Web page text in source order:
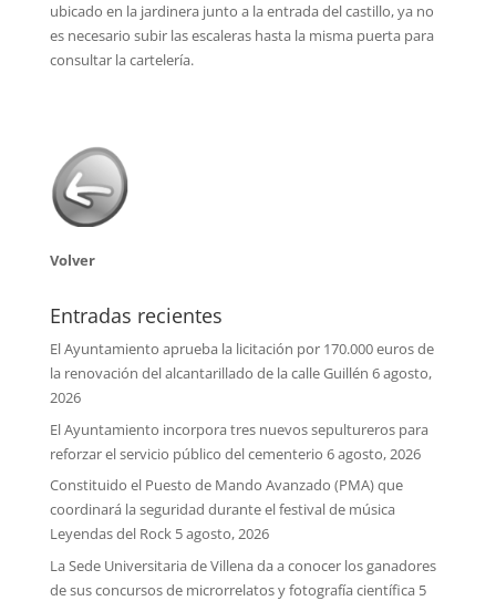
ubicado en la jardinera junto a la entrada del castillo, ya no
es necesario subir las escaleras hasta la misma puerta para
consultar la cartelería.
Volver
Entradas recientes
El Ayuntamiento aprueba la licitación por 170.000 euros de
la renovación del alcantarillado de la calle Guillén 6 agosto,
2026
El Ayuntamiento incorpora tres nuevos sepultureros para
reforzar el servicio público del cementerio 6 agosto, 2026
Constituido el Puesto de Mando Avanzado (PMA) que
coordinará la seguridad durante el festival de música
Leyendas del Rock 5 agosto, 2026
La Sede Universitaria de Villena da a conocer los ganadores
de sus concursos de microrrelatos y fotografía científica 5